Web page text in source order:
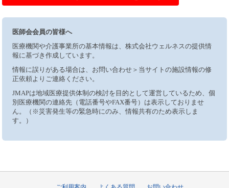
医師会会員の皆様へ
医療機関や介護事業所の基本情報は、株式会社ウェルネスの提供情
報に基づき作成しています。
情報に誤りがある場合は、お問い合わせ＞当サイトの施設情報の修
正依頼よりご連絡ください。
JMAPは地域医療提供体制の検討を目的として運営しているため、個
別医療機関の連絡先（電話番号やFAX番号）は表示しておりませ
ん。（※災害発生等の緊急時にのみ、情報共有のため表示しま
す。）